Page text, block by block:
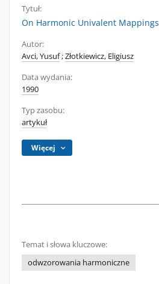
Tytuł:
On Harmonic Univalent Mappings
Autor:
Avci, Yusuf;Złotkiewicz, Eligiusz
Data wydania:
1990
Typ zasobu:
artykuł
Więcej
Temat i słowa kluczowe:
odwzorowania harmoniczne